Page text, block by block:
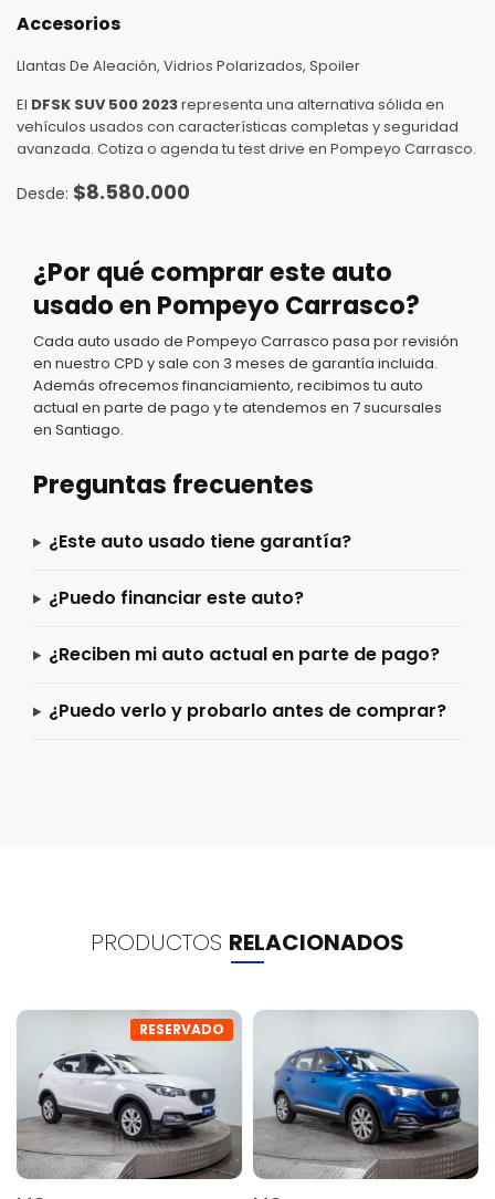
Accesorios
Llantas De Aleación, Vidrios Polarizados, Spoiler
El DFSK SUV 500 2023representa una alternativa sólida en
vehículos usados con características completas y seguridad
avanzada. Cotiza o agenda tu test drive en Pompeyo Carrasco.
$8.580.000
¿Por qué comprar este auto
usado en Pompeyo Carrasco?
Cada auto usado de Pompeyo Carrasco pasa por revisión
en nuestro CPD y sale con 3 meses de garantía incluida.
Además ofrecemos financiamiento, recibimos tu auto
actual en parte de pago y te atendemos en 7 sucursales
en Santiago.
Preguntas frecuentes
¿Este auto usado tiene garantía?
¿Puedo financiar este auto?
¿Reciben mi auto actual en parte de pago?
¿Puedo verlo y probarlo antes de comprar?
PRODUCTOS RELACIONADOS
RESERVADO